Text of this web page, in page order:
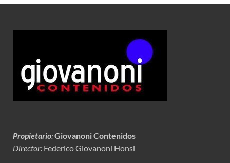
Propietario:Giovanoni Contenidos
Director: Federico Giovanoni Honsi